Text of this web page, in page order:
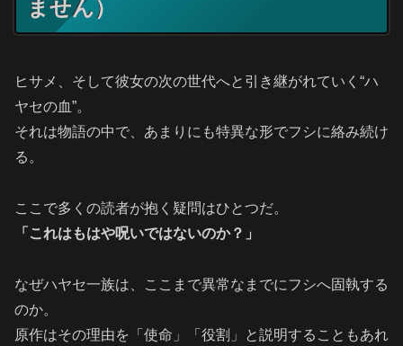
ません）
ヒサメ、そして彼女の次の世代へと引き継がれていく“ハ
ヤセの血”。
それは物語の中で、あまりにも特異な形でフシに絡み続け
る。
ここで多くの読者が抱く疑問はひとつだ。
「これはもはや呪いではないのか？」
なぜハヤセ一族は、ここまで異常なまでにフシへ固執する
のか。
原作はその理由を「使命」「役割」と説明することもあれ